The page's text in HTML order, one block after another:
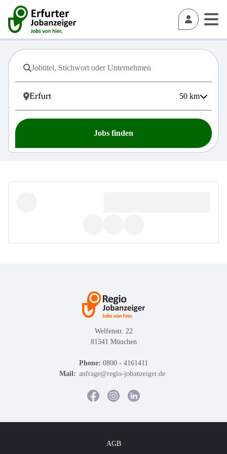
50 km
Jobs finden
Welfenstr. 22
81541 München
Phone: 0800 - 4161411
Mail: anfrage@regio-jobanzeiger.de
AGB